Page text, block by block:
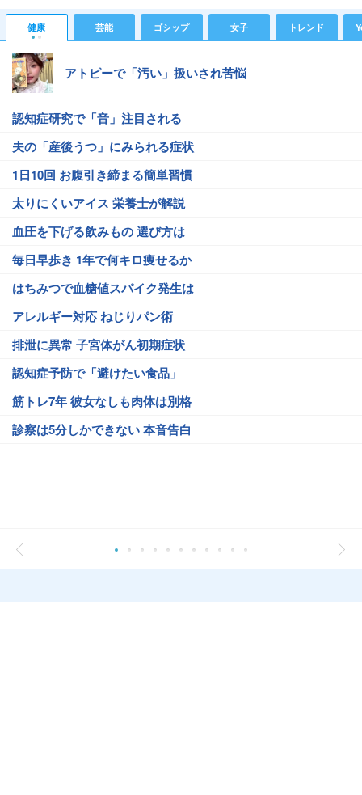
健康 芸能 ゴシップ 女子 トレンド
アトピーで「汚い」扱いされ苦悩
認知症研究で「音」注目される
夫の「産後うつ」にみられる症状
1日10回 お腹引き締まる簡単習慣
太りにくいアイス 栄養士が解説
血圧を下げる飲みもの 選び方は
毎日早歩き 1年で何キロ痩せるか
はちみつで血糖値スパイク発生は
アレルギー対応 ねじりパン術
排泄に異常 子宮体がん初期症状
認知症予防で「避けたい食品」
筋トレ7年 彼女なしも肉体は別格
診察は5分しかできない 本音告白